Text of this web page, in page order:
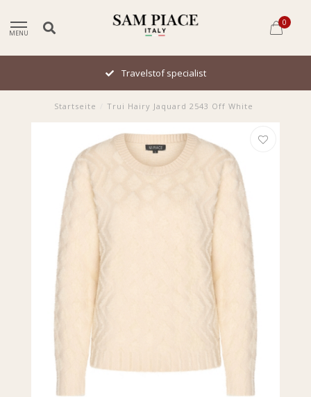
MENU
0
Travelstof specialist
Startseite Trui Hairy Jaquard 2543 Off White